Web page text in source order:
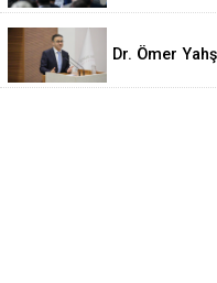
Ziyaret
Dr. Ömer